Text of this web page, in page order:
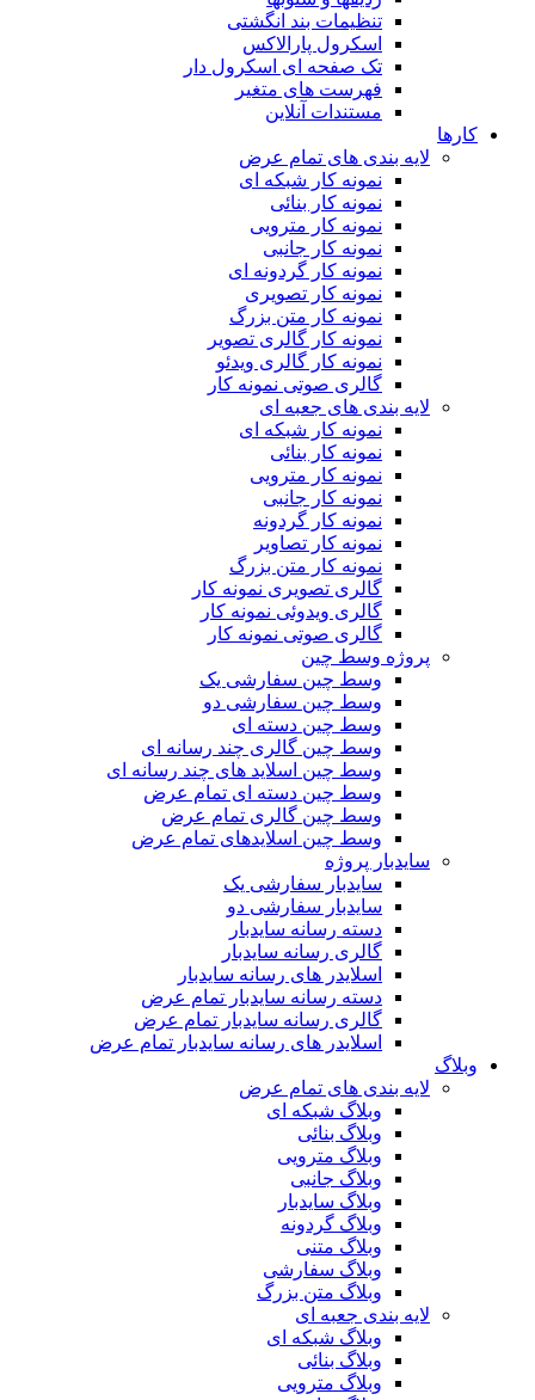
تنظیمات بند انگشتی
اسکرول پارالاکس
تک صفحه ای اسکرول دار
فهرست های متغیر
مستندات آنلاین
کارها
لایه بندی های تمام عرض
نمونه کار شبکه ای
نمونه کار بنائی
نمونه کار مترویی
نمونه کار جانبی
نمونه کار گردونه ای
نمونه کار تصویری
نمونه کار متن بزرگ
نمونه کار گالری تصویر
نمونه کار گالری ویدئو
گالری صوتی نمونه کار
لایه بندی های جعبه ای
نمونه کار شبکه ای
نمونه کار بنائی
نمونه کار مترویی
نمونه کار جانبی
نمونه کار گردونه
نمونه کار تصاویر
نمونه کار متن بزرگ
گالری تصویری نمونه کار
گالری ویدوئی نمونه کار
گالری صوتی نمونه کار
پروژه وسط چین
وسط چین سفارشی یک
وسط چین سفارشی دو
وسط چین دسته ای
وسط چین گالری چند رسانه ای
وسط چین اسلاید های چند رسانه ای
وسط چین دسته ای تمام عرض
وسط چین گالری تمام عرض
وسط چین اسلایدهای تمام عرض
سایدبار پروژه
سایدبار سفارشی یک
سایدبار سفارشی دو
دسته رسانه سایدبار
گالری رسانه سایدبار
اسلایدر های رسانه سایدبار
دسته رسانه سایدبار تمام عرض
گالری رسانه سایدبار تمام عرض
اسلایدر های رسانه سایدبار تمام عرض
وبلاگ
لایه بندی های تمام عرض
وبلاگ شبکه ای
وبلاگ بنائی
وبلاگ مترویی
وبلاگ جانبی
وبلاگ سایدبار
وبلاگ گردونه
وبلاگ متنی
وبلاگ سفارشی
وبلاگ متن بزرگ
لایه بندی جعبه ای
وبلاگ شبکه ای
وبلاگ بنائی
وبلاگ مترویی